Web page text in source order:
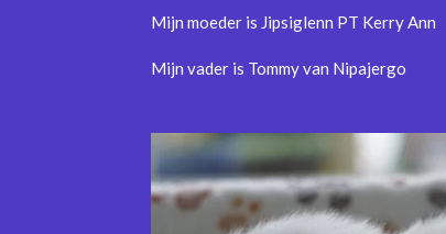
Mijn moeder is Jipsiglenn PT Kerry Ann
Mijn vader is Tommy van Nipajergo